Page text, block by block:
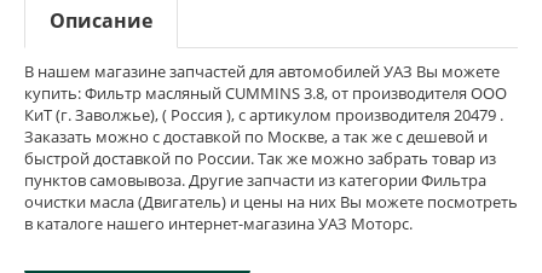
Описание
В нашем магазине запчастей для автомобилей УАЗ Вы можете
купить: Фильтр масляный CUMMINS 3.8, от производителя ООО
КиТ (г. Заволжье), ( Россия ), с артикулом производителя 20479 .
Заказать можно с доставкой по Москве, а так же с дешевой и
быстрой доставкой по России. Так же можно забрать товар из
пунктов самовывоза. Другие запчасти из категории Фильтра
очистки масла (Двигатель) и цены на них Вы можете посмотреть
в каталоге нашего интернет-магазина УАЗ Моторс.